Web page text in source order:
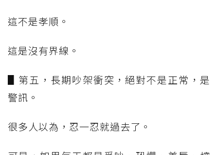
這不是孝順。
這是沒有界線。
▋第五，長期吵架衝突，絕對不是正常，是
警訊。
很多人以為，忍一忍就過去了。